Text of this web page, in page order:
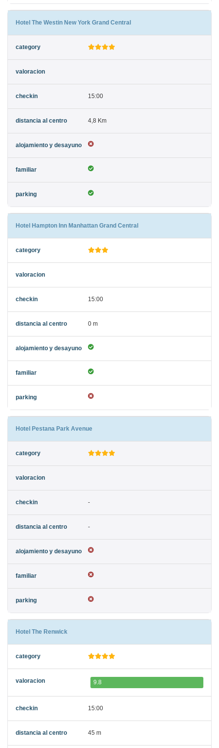
Hotel The Westin New York Grand Central
15:00
4,8 Km
Hotel Hampton Inn Manhattan Grand Central
15:00
0 m
Hotel Pestana Park Avenue
-
-
Hotel The Renwick
9.8
15:00
45 m